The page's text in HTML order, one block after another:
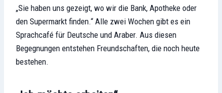
„Sie haben uns gezeigt, wo wir die Bank, Apotheke oder
den Supermarkt finden.“ Alle zwei Wochen gibt es ein
Sprachcafé für Deutsche und Araber. Aus diesen
Begegnungen entstehen Freundschaften, die noch heute
bestehen.